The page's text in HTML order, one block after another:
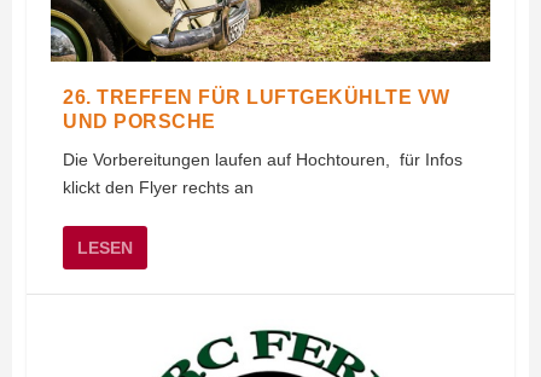
26. TREFFEN FÜR LUFTGEKÜHLTE VW
UND PORSCHE
Die Vorbereitungen laufen auf Hochtouren, für Infos
klickt den Flyer rechts an
LESEN